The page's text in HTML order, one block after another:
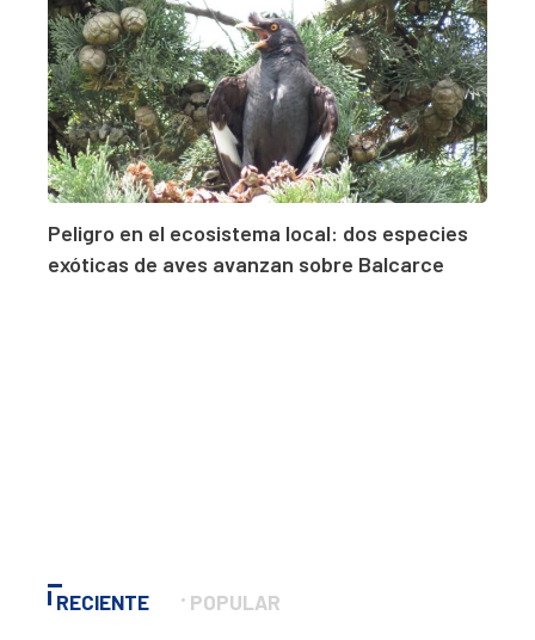
Peligro en el ecosistema local: dos especies
exóticas de aves avanzan sobre Balcarce
RECIENTE POPULAR